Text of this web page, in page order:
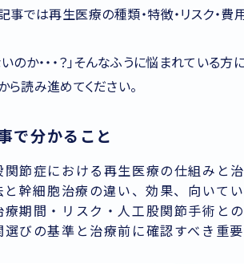
事では再生医療の種類・特徴・リスク・
のか・・・？」そんなふうに悩まれている
読み進めてください。
で分かること
節症における再生医療の仕組みと
幹細胞治療の違い、効果、向いて
期間・リスク・人工股関節手術と
びの基準と治療前に確認すべき重